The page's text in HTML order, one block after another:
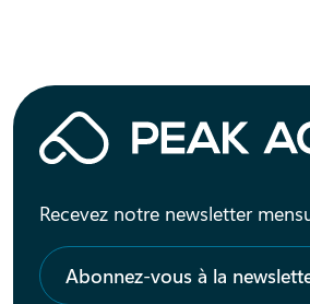
Recevez notre newsletter
Abonnez-vous à la